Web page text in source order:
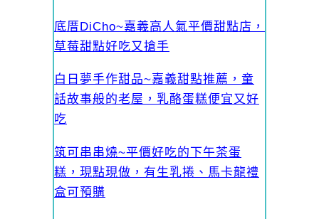
底厝DiCho~嘉義高人氣平價甜點店，
草莓甜點好吃又搶手
白日夢手作甜品~嘉義甜點推薦，童
話故事般的老屋，乳酪蛋糕便宜又好
吃
筑可串串燒~平價好吃的下午茶蛋
糕，現點現做，有生乳捲、馬卡龍禮
盒可預購